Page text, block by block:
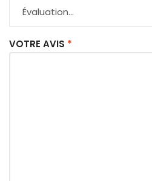
VOTRE AVIS *